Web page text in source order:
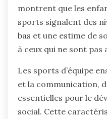
montrent que les
sports signalent des
bas et une estime de
à ceux qui ne sont pas
Les sports d’équipe
et la communication,
essentielles pour le
social. Cette